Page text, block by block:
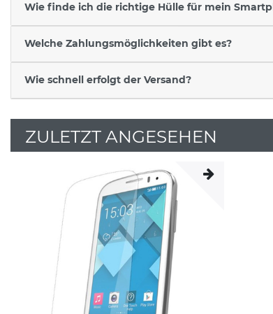
Wie finde ich die richtige Hülle für mein
Welche Zahlungsmöglichkeiten gibt es?
Wie schnell erfolgt der Versand?
ZULETZT ANGESEHEN